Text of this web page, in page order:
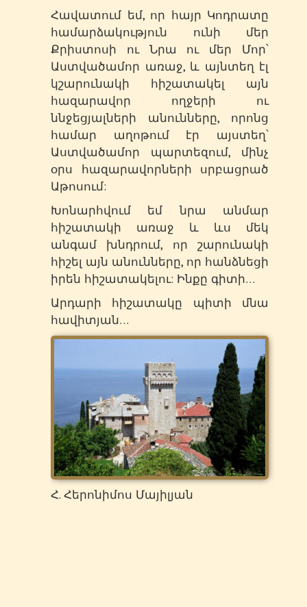
Հավատում եմ, որ հայր Կոդրատը
համարձակություն ունի մեր
Քրիստոսի ու Նրա ու մեր Մոր՝
Աստվածամոր առաջ, և այնտեղ էլ
կշարունակի հիշատակել այն
հազարավոր ողջերի ու
ննջեցյալների անունները, որոնց
համար աղոթում էր այստեղ՝
Աստվածամոր պարտեզում, մինչ
օրս հազարավորների սրբացրած
Աթոսում:
Խոնարհվում եմ նրա անմար
հիշատակի առաջ և ևս մեկ
անգամ խնդրում, որ շարունակի
հիշել այն անունները, որ հանձնեցի
իրեն հիշատակելու: Ինքը գիտի…
Արդարի հիշատակը պիտի մնա
հավիտյան…
Հ. Հերոնիմոս Մայիլյան